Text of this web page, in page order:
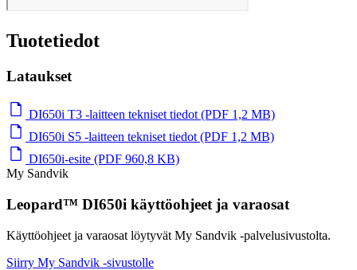
Tuotetiedot
Lataukset
DI650i T3 ‑laitteen tekniset tiedot (PDF 1,2 MB)
DI650i S5 ‑laitteen tekniset tiedot (PDF 1,2 MB)
DI650i-esite (PDF 960,8 KB)
My Sandvik
Leopard™ DI650i käyttöohjeet ja varaosat
Käyttöohjeet ja varaosat löytyvät My Sandvik -palvelusivustolta.
Siirry My Sandvik -sivustolle